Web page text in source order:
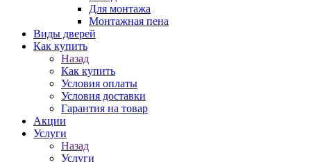
Для монтажа
Монтажная пена
Виды дверей
Как купить
Назад
Как купить
Условия оплаты
Условия доставки
Гарантия на товар
Акции
Услуги
Назад
Услуги